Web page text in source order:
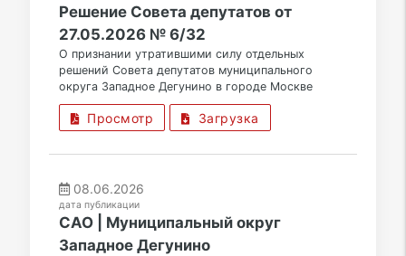
Решение Совета депутатов от
27.05.2026 № 6/32
О признании утратившими силу отдельных
решений Совета депутатов муниципального
округа Западное Дегунино в городе Москве
Просмотр Загрузка
08.06.2026
дата публикации
САО | Муниципальный округ
Западное Дегунино